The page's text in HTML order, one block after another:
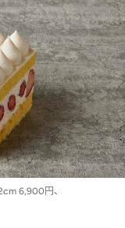
6,900円、